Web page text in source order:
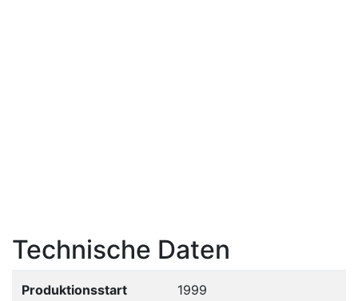
Technische Daten
Produktionsstart 1999